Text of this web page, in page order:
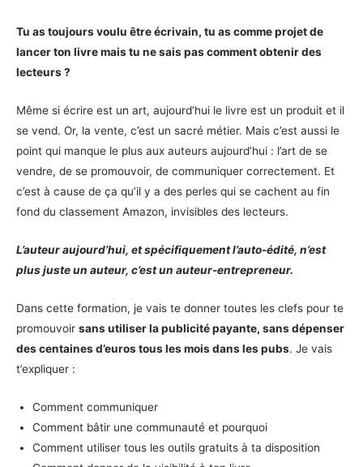
Tu as toujours voulu être écrivain, tu as comme projet de
lancer ton livre mais tu ne sais pas comment obtenir des
lecteurs ?
Même si écrire est un art, aujourd’hui le livre est un produit et il
se vend. Or, la vente, c’est un sacré métier. Mais c’est aussi le
point qui manque le plus aux auteurs aujourd’hui : l’art de se
vendre, de se promouvoir, de communiquer correctement. Et
c’est à cause de ça qu’il y a des perles qui se cachent au fin
fond du classement Amazon, invisibles des lecteurs.
L’auteur aujourd’hui, et spécifiquement l’auto-édité, n’est
plus juste un auteur, c’est un auteur-entrepreneur.
Dans cette formation, je vais te donner toutes les clefs pour te
promouvoir sans utiliser la publicité payante, sans dépenser
des centaines d’euros tous les mois dans les pubs. Je vais
t’expliquer :
Comment communiquer
Comment bâtir une communauté et pourquoi
Comment utiliser tous les outils gratuits à ta disposition